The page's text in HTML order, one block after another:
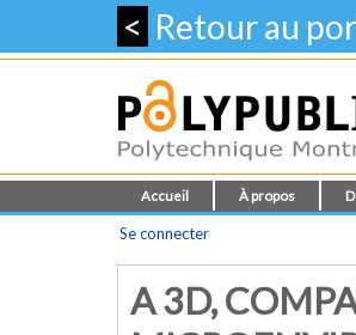
< Retour au
Accueil À propos
Se connecter
A 3D,